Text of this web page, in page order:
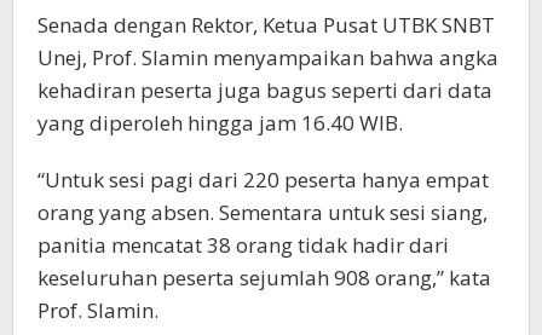
Senada dengan Rektor, Ketua Pusat UTBK SNBT
Unej, Prof. Slamin menyampaikan bahwa angka
kehadiran peserta juga bagus seperti dari data
yang diperoleh hingga jam 16.40 WIB.
“Untuk sesi pagi dari 220 peserta hanya empat
orang yang absen. Sementara untuk sesi siang,
panitia mencatat 38 orang tidak hadir dari
keseluruhan peserta sejumlah 908 orang,” kata
Prof. Slamin.